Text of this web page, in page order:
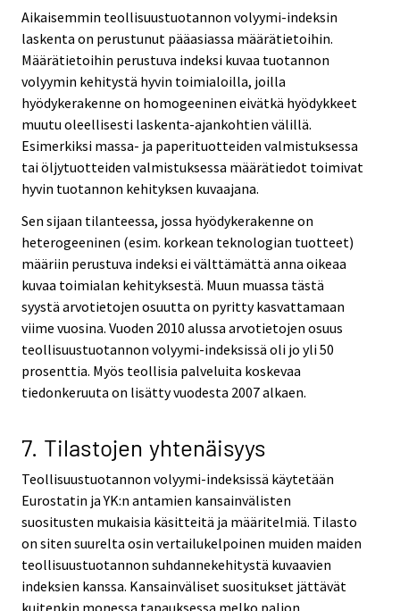
Aikaisemmin teollisuustuotannon volyymi-indeksin
laskenta on perustunut pääasiassa määrätietoihin.
Määrätietoihin perustuva indeksi kuvaa tuotannon
volyymin kehitystä hyvin toimialoilla, joilla
hyödykerakenne on homogeeninen eivätkä hyödykkeet
muutu oleellisesti laskenta-ajankohtien välillä.
Esimerkiksi massa- ja paperituotteiden valmistuksessa
tai öljytuotteiden valmistuksessa määrätiedot toimivat
hyvin tuotannon kehityksen kuvaajana.
Sen sijaan tilanteessa, jossa hyödykerakenne on
heterogeeninen (esim. korkean teknologian tuotteet)
määriin perustuva indeksi ei välttämättä anna oikeaa
kuvaa toimialan kehityksestä. Muun muassa tästä
syystä arvotietojen osuutta on pyritty kasvattamaan
viime vuosina. Vuoden 2010 alussa arvotietojen osuus
teollisuustuotannon volyymi-indeksissä oli jo yli 50
prosenttia. Myös teollisia palveluita koskevaa
tiedonkeruuta on lisätty vuodesta 2007 alkaen.
7. Tilastojen yhtenäisyys
Teollisuustuotannon volyymi-indeksissä käytetään
Eurostatin ja YK:n antamien kansainvälisten
suositusten mukaisia käsitteitä ja määritelmiä. Tilasto
on siten suurelta osin vertailukelpoinen muiden maiden
teollisuustuotannon suhdannekehitystä kuvaavien
indeksien kanssa. Kansainväliset suositukset jättävät
kuitenkin monessa tapauksessa melko paljon